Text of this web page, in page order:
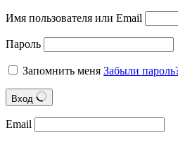
Имя пользователя или Email
Пароль
Запомнить меня Забыли
Вход
Email